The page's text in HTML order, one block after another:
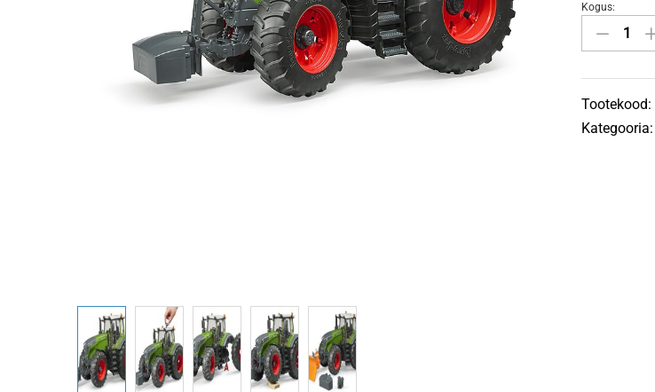
Traktor
FENDT
VARIO
BRUDER
quantity
Kogus:
Tootekood:
Kategooria: